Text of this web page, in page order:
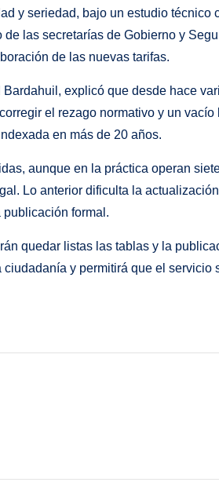
y seriedad, bajo un estudio técnico
las secretarías de Gobierno y
de las nuevas tarifas.
explicó que desde hace
el rezago normativo y un vacío
en más de 20 años.
aunque en la práctica operan
Lo anterior dificulta la
formal.
quedar listas las tablas y la
y permitirá que el servicio